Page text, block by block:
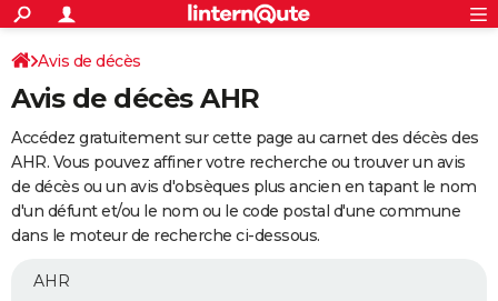
ACTUALITÉS
Politique
Société
Faits Divers
Education
Monde
Villes
+
SPORT
Coupe du monde 2026
Football
Tennis
Cyclisme
Rugby
Forum
Programme TV
TNT
Streaming
Cinéma
Sorties cinéma
Musique
+
FINANCE
Retraite
Impôts
Epargne
Immobilier
Risques naturels par ville
Banque
Assurance
Crédit
AUTO
Essais
Réserver un essai
Citadines
Berlines
SUV
Forum auto
+
Mobiles
Meilleur smartphone
Internet
Ordinateurs
Jeux vidéo
Guide high-tech
Avis de décès
Avis de décès AHR
Accédez gratuitement sur cette page au carnet des décès des
AHR. Vous pouvez affiner votre recherche ou trouver un avis
de décès ou un avis d'obsèques plus ancien en tapant le nom
d'un défunt et/ou le nom ou le code postal d'une commune
dans le moteur de recherche ci-dessous.